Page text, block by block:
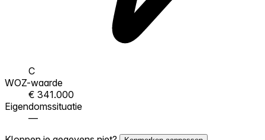
C
WOZ-waarde
€ 341.000
Eigendomssituatie
—